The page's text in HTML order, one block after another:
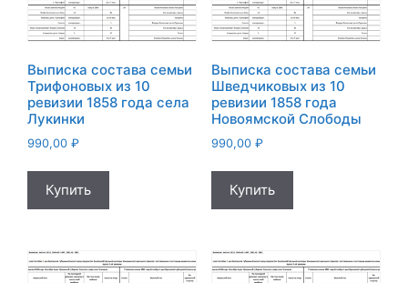
Зерново
Выписка состава семьи
Трифоновых из 10
ревизии 1858 года села
Лукинки
990,00 ₽
Купить
Выписка состава семьи
Шведчиковых из 10
ревизии 1858 года
Новоямской Слободы
990,00 ₽
Купить